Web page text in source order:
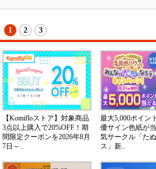
1 2 3
【Komifloストア】対象商品
3点以上購入で20%OFF！期
間限定クーポンを2026年8月
7日～..
最大5,000ポイン
優サイン色紙が
気サークル「た
ス」新..